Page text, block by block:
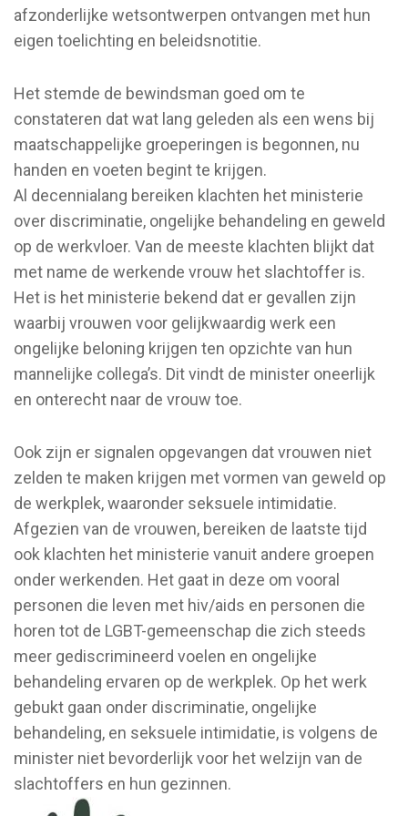
afzonderlijke wetsontwerpen ontvangen met hun
eigen toelichting en beleidsnotitie.
Het stemde de bewindsman goed om te
constateren dat wat lang geleden als een wens bij
maatschappelijke groeperingen is begonnen, nu
handen en voeten begint te krijgen.
Al decennialang bereiken klachten het ministerie
over discriminatie, ongelijke behandeling en geweld
op de werkvloer. Van de meeste klachten blijkt dat
met name de werkende vrouw het slachtoffer is.
Het is het ministerie bekend dat er gevallen zijn
waarbij vrouwen voor gelijkwaardig werk een
ongelijke beloning krijgen ten opzichte van hun
mannelijke collega’s. Dit vindt de minister oneerlijk
en onterecht naar de vrouw toe.
Ook zijn er signalen opgevangen dat vrouwen niet
zelden te maken krijgen met vormen van geweld op
de werkplek, waaronder seksuele intimidatie.
Afgezien van de vrouwen, bereiken de laatste tijd
ook klachten het ministerie vanuit andere groepen
onder werkenden. Het gaat in deze om vooral
personen die leven met hiv/aids en personen die
horen tot de LGBT-gemeenschap die zich steeds
meer gediscrimineerd voelen en ongelijke
behandeling ervaren op de werkplek. Op het werk
gebukt gaan onder discriminatie, ongelijke
behandeling, en seksuele intimidatie, is volgens de
minister niet bevorderlijk voor het welzijn van de
slachtoffers en hun gezinnen.